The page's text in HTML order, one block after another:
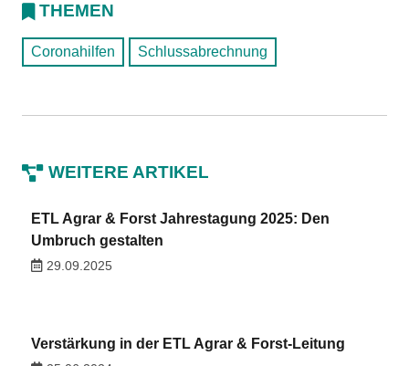
THEMEN
Coronahilfen Schlussabrechnung
WEITERE ARTIKEL
ETL Agrar & Forst Jahrestagung 2025: Den
Umbruch gestalten
29.09.2025
Verstärkung in der ETL Agrar & Forst-Leitung